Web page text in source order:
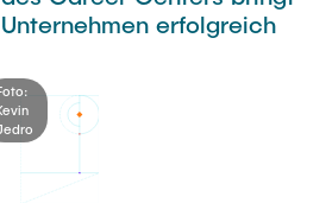
to Face Climate Change"
in der Bildung
erfolgreich